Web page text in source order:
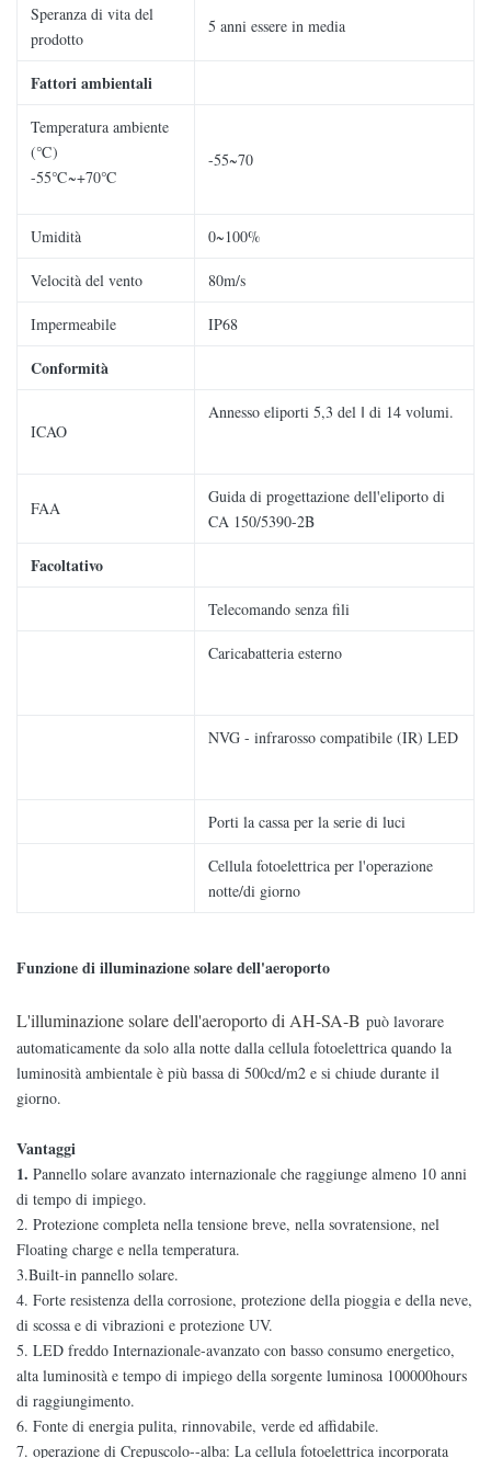
Speranza di vita del
prodotto
5 anni essere in media
Fattori ambientali
Temperatura ambiente
(℃)
-55℃~+70℃
-55~70
Umidità 0~100%
Velocità del vento 80m/s
Impermeabile IP68
Conformità
ICAO
Annesso eliporti 5,3 del ǁ di 14 volumi.
FAA
Guida di progettazione dell'eliporto di
CA 150/5390-2B
Facoltativo
Telecomando senza fili
Caricabatteria esterno
NVG - infrarosso compatibile (IR) LED
Porti la cassa per la serie di luci
Cellula fotoelettrica per l'operazione
notte/di giorno
Funzionedi illuminazione solare dell'aeroporto
L'illuminazione solare dell'aeroporto di AH-SA-B può lavorare
automaticamente da solo alla notte dalla cellula fotoelettrica quando la
luminosità ambientale è più bassa di 500cd/m2 e si chiude durante il
giorno.
Vantaggi
1. Pannello solare avanzato internazionale che raggiunge almeno 10 anni
di tempo di impiego.
2. Protezione completa nella tensione breve, nella sovratensione, nel
Floating charge e nella temperatura.
3.Built-in pannello solare.
4. Forte resistenza della corrosione, protezione della pioggia e della neve,
di scossa e di vibrazioni e protezione UV.
5. LED freddo Internazionale-avanzato con basso consumo energetico,
alta luminosità e tempo di impiego della sorgente luminosa 100000hours
di raggiungimento.
6. Fonte di energia pulita, rinnovabile, verde ed affidabile.
7. operazione di Crepuscolo--alba: La cellula fotoelettrica incorporata